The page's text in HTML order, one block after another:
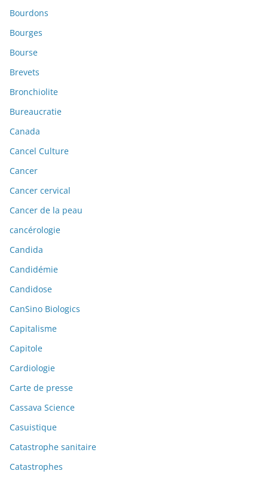
Bourdons
Bourges
Bourse
Brevets
Bronchiolite
Bureaucratie
Canada
Cancel Culture
Cancer
Cancer cervical
Cancer de la peau
cancérologie
Candida
Candidémie
Candidose
CanSino Biologics
Capitalisme
Capitole
Cardiologie
Carte de presse
Cassava Science
Casuistique
Catastrophe sanitaire
Catastrophes